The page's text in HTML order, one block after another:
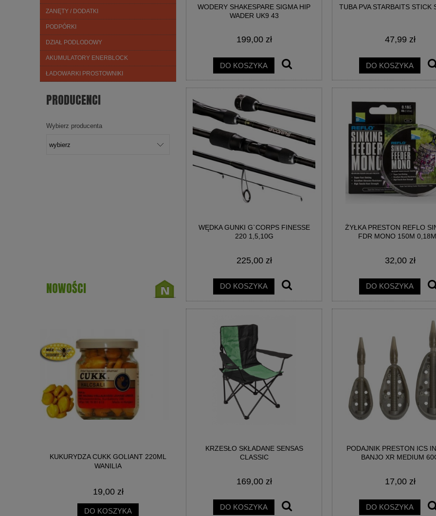
ZANĘTY / DODATKI
PODPÓRKI
DZIAŁ PODLODOWY
AKUMULATORY ENERBLOCK
ŁADOWARKI PROSTOWNIKI
PRODUCENCI
Wybierz producenta
NOWOŚCI
KUKURYDZA CUKK GOLIANT 220ML
WANILIA
19,00 zł
DO KOSZYKA
BIG RAINBOW EGG WAFTERS
DO KOSZYKA
BIG POISON EGG WAFTERS -
DO KOSZYKA
WODERY SHAKESPARE SIGMA HIP
WADER UK9 43
199,00 zł
DO KOSZYKA
TUBA PVA STARBAITS STICK
47,99 zł
DO KOSZYKA
WĘDKA GUNKI G`CORPS FINESSE
220 1,5,10G
225,00 zł
DO KOSZYKA
ŻYŁKA PRESTON REFLO
FDR MONO 150M
32,00 zł
DO KOSZYKA
KRZESŁO SKŁADANE SENSAS
CLASSIC
169,00 zł
DO KOSZYKA
PODAJNIK PRESTON ICS
BANJO XR MEDIUM
17,00 zł
DO KOSZYKA